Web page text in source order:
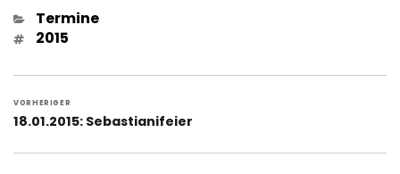
Kategorien
Termine
Schlagwörter
2015
Beitragsnavigation
VORHERIGER
Vorheriger
18.01.2015: Sebastianifeier